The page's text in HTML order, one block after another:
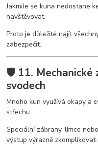
Jakmile se kuna nedostane
navštěvovat.
Proto je důležité najít
zabezpečit.
🛡️ 11. Mechanické
svodech
Mnoho kun využívá okapy a
střechu.
Speciální zábrany, límce
výstup výrazně zkomplikovat